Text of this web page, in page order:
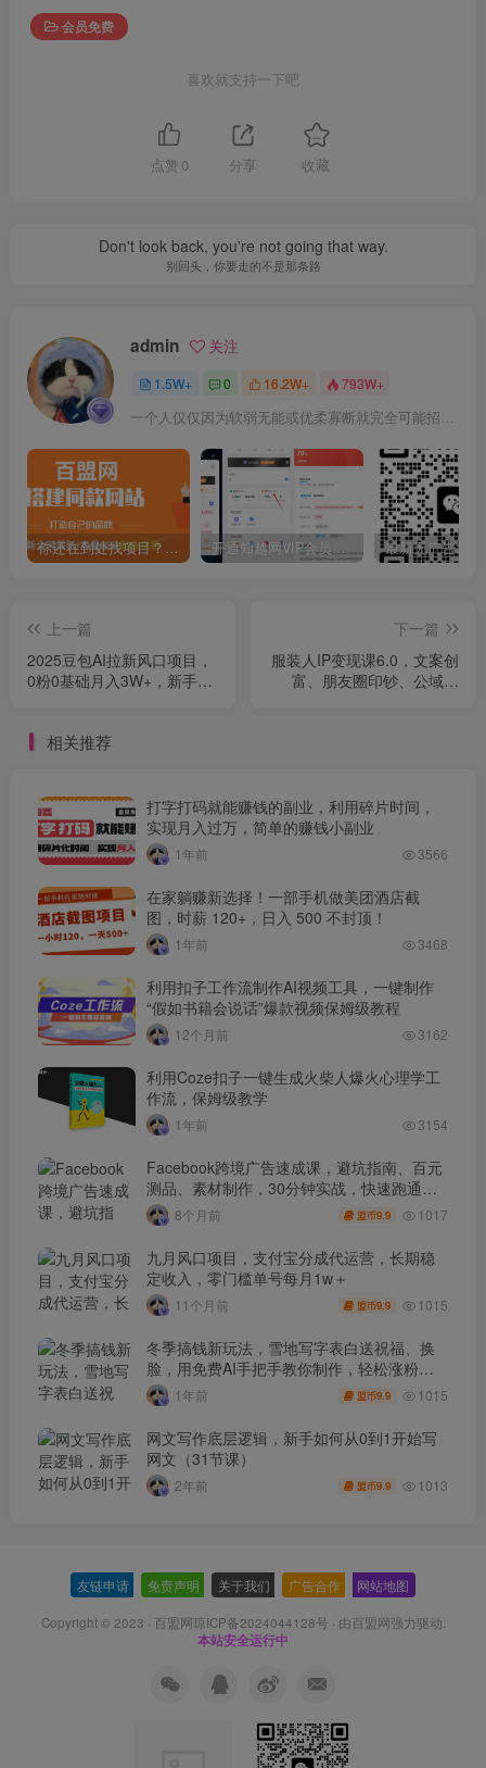
会员免费
喜欢就支持一下吧
点赞 0 分享 收藏
Don't look back, you're not going that way.
别回头，你要走的不是那条路
admin 关注
1.5W+ 0 16.2W+ 793W+
一个人仅仅因为软弱无能或优柔寡断就完全可能招致痛苦
你还在到处找项目？还在当韭菜？我靠卖项目一个月收入5万+，曾经我也是个失败者。 开通知越网VIP会员，尊享全站资源免费下载，享70%的推广提成！！【限时五折优惠】
上一篇
2025豆包AI拉新风口项目，
0粉0基础月入3W+，新手小
下一篇
服装人IP变现课6.0，文案创
富、朋友圈印钞、公域获
相关推荐
打字打码就能赚钱的副业，利用碎片时间，
实现月入过万，简单的赚钱小副业
1年前 3566
在家躺赚新选择！一部手机做美团酒店截
图，时薪 120+，日入 500 不封顶！
1年前 3468
利用扣子工作流制作AI视频工具，一键制作
“假如书籍会说话”爆款视频保姆级教程
12个月前 3162
利用Coze扣子一键生成火柴人爆火心理学工
作流，保姆级教学
1年前 3154
Facebook跨境广告速成课，避坑指南、百元
测品、素材制作，30分钟实战，快速跑通首
单出单8个月前 盟币9.9 1017
九月风口项目，支付宝分成代运营，长期稳
定收入，零门槛单号每月1w＋
11个月前 盟币9.9 1015
冬季搞钱新玩法，雪地写字表白送祝福、换
脸，用免费AI手把手教你制作，轻松涨粉
3.5w，接单到手软
1年前 盟币9.9 1015
网文写作底层逻辑，新手如何从0到1开始写
网文（31节课）
2年前 盟币9.9 1013
友链申请 免责声明 关于我们 广告合作 网站地图
Copyright © 2023 · 百盟网琼ICP备2024044128号 · 由百盟网强力驱动.
本站安全运行中